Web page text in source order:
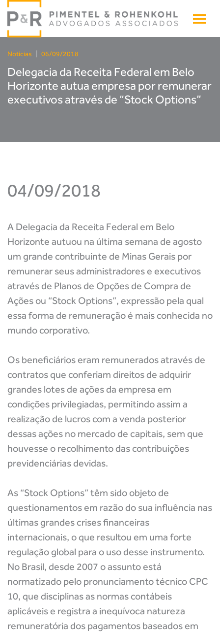
Notícias 06/09/2018
Delegacia da Receita Federal em Belo
Horizonte autua empresa por remunerar
executivos através de “Stock Options”
04/09/2018
A Delegacia da Receita Federal em Belo
Horizonte autuou na última semana de agosto
um grande contribuinte de Minas Gerais por
remunerar seus administradores e executivos
através de Planos de Opções de Compra de
Ações ou “Stock Options”, expressão pela qual
essa forma de remuneração é mais conhecida no
mundo corporativo.
Os beneficiários eram remunerados através de
contratos que conferiam direitos de adquirir
grandes lotes de ações da empresa em
condições privilegiadas, permitindo assim a
realização de lucros com a venda posterior
dessas ações no mercado de capitais, sem que
houvesse o recolhimento das contribuições
previdenciárias devidas.
As “Stock Options” têm sido objeto de
questionamentos em razão do sua influência nas
últimas grandes crises financeiras
internacionais, o que resultou em uma forte
regulação global para o uso desse instrumento.
No Brasil, desde 2007 o assunto está
normatizado pelo pronunciamento técnico CPC
10, que disciplinas as normas contábeis
aplicáveis e registra a inequívoca natureza
remuneratória dos pagamentos baseados em